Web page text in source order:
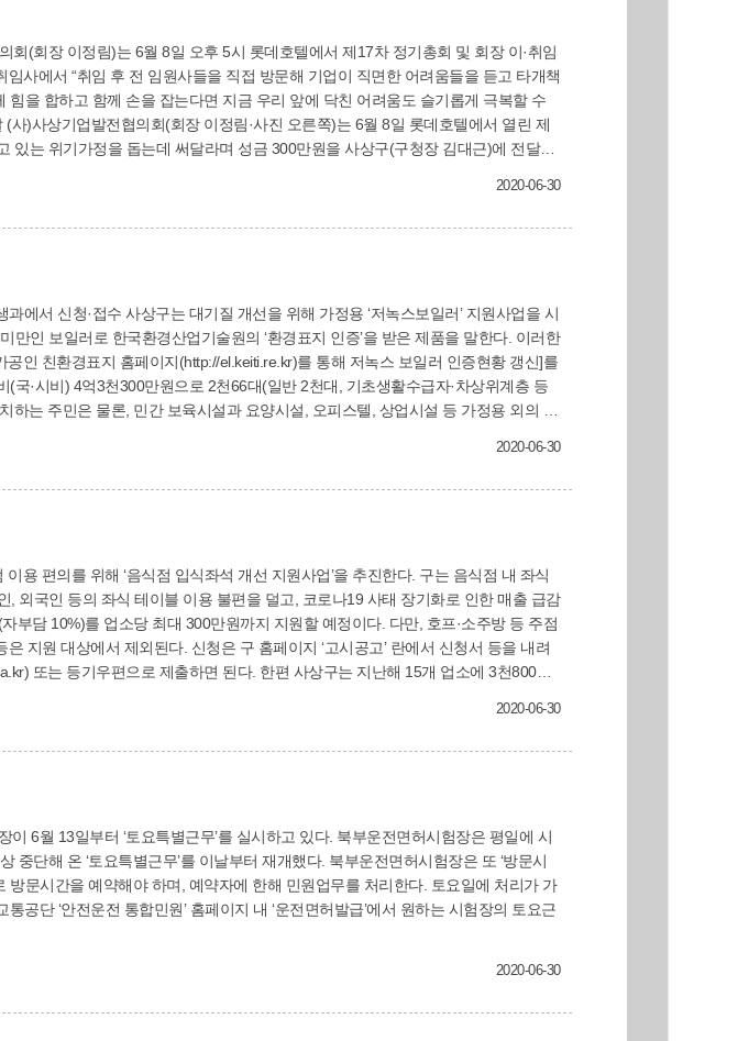
사에서 “취임 후 전 임원사들을 직접 방문해 기업이 직면한 어려움들을 듣고 타개책
힘을 합하고 함께 손을 잡는다면 지금 우리 앞에 닥친 어려움도 슬기롭게 극복할 수
는 위기가정을 돕는데 써달라며 성금 300만원을 사상구(구청장 김대근)에 전달했
2020-06-30
녹스보일러’ 지원사업을 시
인 친환경표지 홈페이지(http://el.keiti.re.kr)를 통해 저녹스 보일러 인증현황 갱신]를
2020-06-30
당 최대 300만원까지 지원할 예정이다. 다만, 호프·소주방 등 주점
지 ‘고시공고’ 란에서 신청서 등을 내려
된다. 한편 사상구는 지난해 15개 업소에 3천800만
2020-06-30
’를 이날부터 재개했다. 북부운전면허시험장은 또 ‘방문시
약해야 하며, 예약자에 한해 민원업무를 처리한다. 토요일에 처리가 가
2020-06-30